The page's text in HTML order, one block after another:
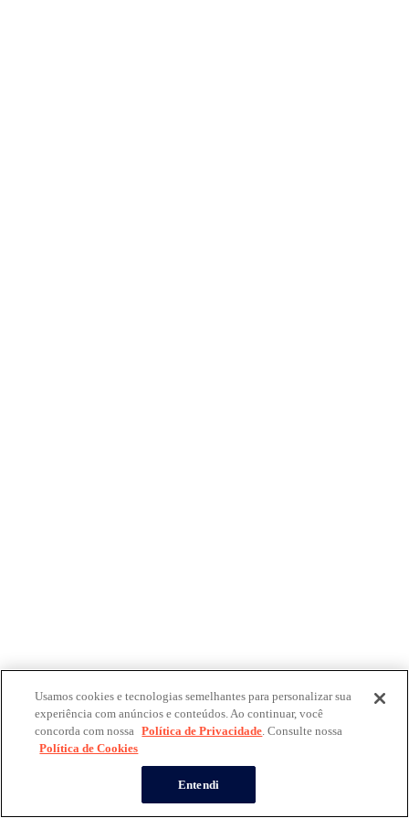
Usamos cookies e tecnologias semelhantes para personalizar sua
experiência com anúncios e conteúdos. Ao continuar, você
concorda com nossa Política de Privacidade. Consulte nossa
Política de Cookies
Entendi